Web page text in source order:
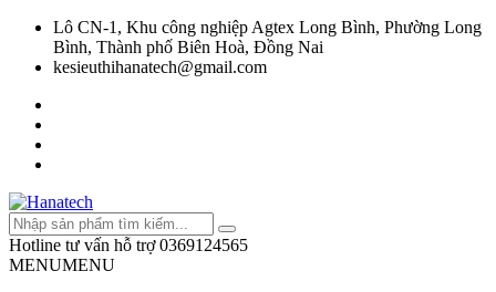
Lô CN-1, Khu công nghiệp Agtex Long Bình, Phường Long
Bình, Thành phố Biên Hoà, Đồng Nai
kesieuthihanatech@gmail.com
Hotline tư vấn hỗ trợ 0369124565
MENUMENU